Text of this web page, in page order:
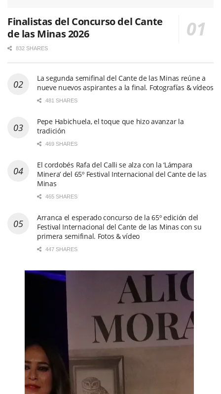
Finalistas del Concurso del Cante
de las Minas 2026
832 SHARES
La segunda semifinal del Cante de las Minas reúne a
nueve nuevos aspirantes a la final. Fotografías & vídeos
481 SHARES
Pepe Habichuela, el toque que hizo avanzar la
tradición
469 SHARES
El cordobés Rafa del Calli se alza con la ‘Lámpara
Minera’ del 65º Festival Internacional del Cante de las
Minas
465 SHARES
Arranca el esperado concurso de la 65º edición del
Festival Internacional del Cante de las Minas con su
primera semifinal. Fotos & vídeo
447 SHARES